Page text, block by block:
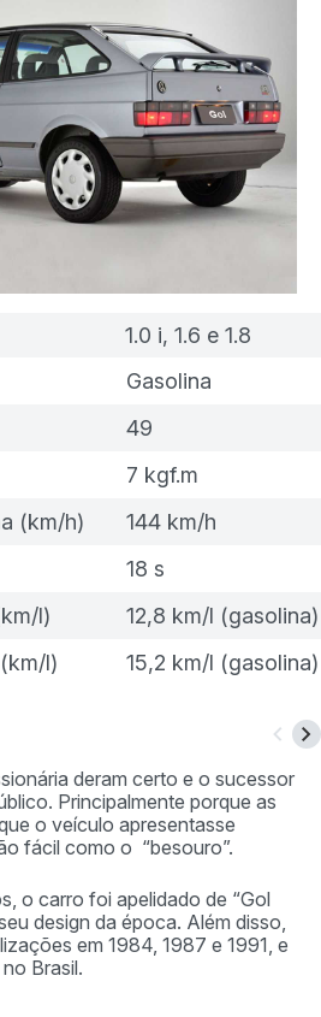
1.0 i, 1.6 e 1.8
Gasolina
49
7 kgf.m
(km/h)
144 km/h
18 s
l)
12,8 km/l (gasolina)
l)
15,2 km/l (gasolina)
deram certo e o sucessor
Principalmente porque as
o veículo apresentasse
fácil como o “besouro”.
o carro foi apelidado de “Gol
design da época. Além disso,
em 1984, 1987 e 1991, e
Brasil.